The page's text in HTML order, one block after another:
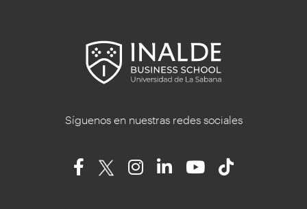
Síguenos en nuestras redes sociales